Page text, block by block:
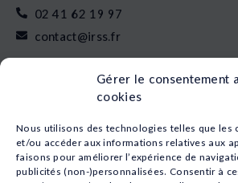
Gérer le consentement
cookies
Nous utilisons des technologies telles que les
et/ou accéder aux informations relatives aux
faisons pour améliorer l’expérience de
publicités (non-)personnalisées. Consentir à
02 41 62 19 97
contact@irss.fr
Nos formations
L’apprentissage
Financement
Qui sommes-nous
Actualités
Nos études